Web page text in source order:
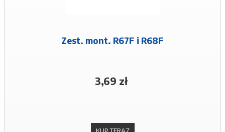
Zest. mont. R67F i R68F
3,69 zł